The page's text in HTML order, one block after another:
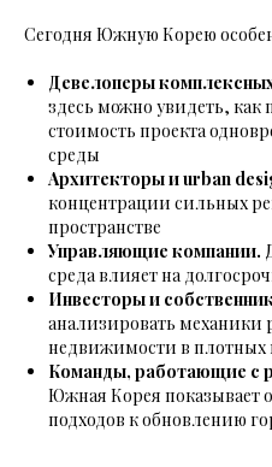
Сегодня Южную Корею
Девелоперы
здесь можно увидеть, как
стоимость проекта
среды
Архитекторы и urban
концентрации сильных
пространстве
Управляющие компании.
среда влияет на
Инвесторы и
анализировать механики
недвижимости в плотных
Команды, работающие с
Южная Корея показывает
подходов к обновлению